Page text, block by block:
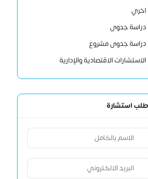
اخري
دراسة جدوى
دراسة جدوى مشروع
الاستشارات الاقتصادية والإدارية
طلب استشارة